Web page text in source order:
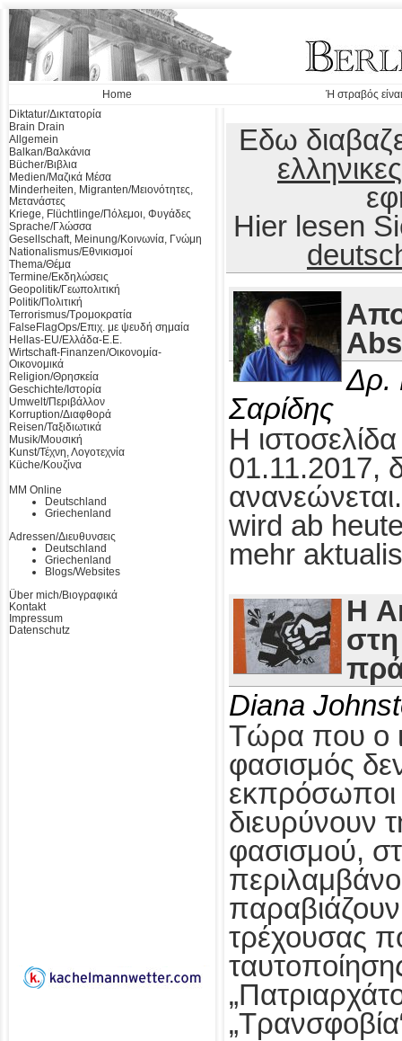
Home
Ή στραβός
Diktatur/Δικτατορία
Brain Drain
Allgemein
Balkan/Βαλκάνια
Bücher/Βιβλια
Medien/Μαζικά Μέσα
Minderheiten, Migranten/Μειονότητες,
Μετανάστες
Kriege, Flüchtlinge/Πόλεμοι, Φυγάδες
Sprache/Γλώσσα
Gesellschaft, Meinung/Κοινωνία, Γνώμη
Nationalismus/Εθνικισμοί
Thema/Θέμα
Termine/Εκδηλώσεις
Geopolitik/Γεωπολιτική
Politik/Πολιτική
Terrorismus/Τρομοκρατία
FalseFlagOps/Επιχ. με ψευδή σημαία
Hellas-EU/Ελλάδα-Ε.Ε.
Wirtschaft-Finanzen/Οικονομία-
Οικονομικά
Religion/Θρησκεία
Geschichte/Ιστορία
Umwelt/Περιβάλλον
Korruption/Διαφθορά
Reisen/Ταξιδιωτικά
Musik/Μουσική
Kunst/Τέχνη, Λογοτεχνία
Küche/Κουζίνα
MM Online
Deutschland
Griechenland
Adressen/Διευθυνσεις
Deutschland
Griechenland
Blogs/Websites
Über mich/Βιογραφικά
Kontakt
Impressum
Datenschutz
Εδω
ελληνικες
Hier lesen
Δρ.
Σαρίδης
Η
01.11.2017,
wird ab
mehr
Η
Diana
Τώρα που ο
φασισμός
εκπρόσωποι
διευρύνουν
φασισμού,
τρέχουσας